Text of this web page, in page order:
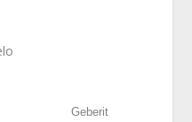
Geberit